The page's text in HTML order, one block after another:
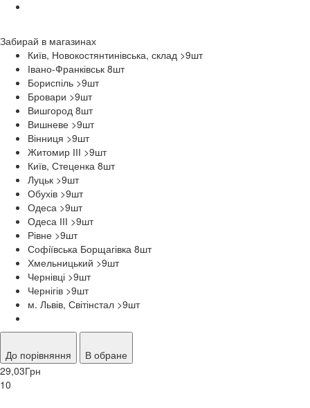
Забирай в магазинах
Київ, Новокостянтинівська, склад >9шт
Івано-Франківськ 8шт
Бориспіль >9шт
Бровари >9шт
Вишгород 8шт
Вишневе >9шт
Вінниця >9шт
Житомир ІІІ >9шт
Київ, Стеценка 8шт
Луцьк >9шт
Обухів >9шт
Одеса >9шт
Одеса ІІІ >9шт
Рівне >9шт
Софіївська Борщагівка 8шт
Хмельницький >9шт
Чернівці >9шт
Чернігів >9шт
м. Львів, Світінстал >9шт
До порівняння
В обране
29,03Грн
10